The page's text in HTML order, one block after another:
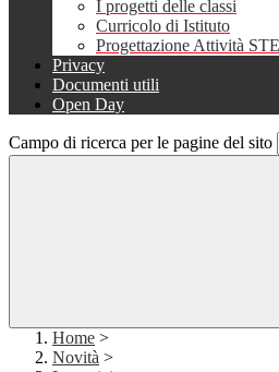
I progetti delle classi
Curricolo di Istituto
Progettazione Attività
Privacy
Documenti utili
Open Day
Campo di ricerca per le pagine del sito
Home >
Novità >